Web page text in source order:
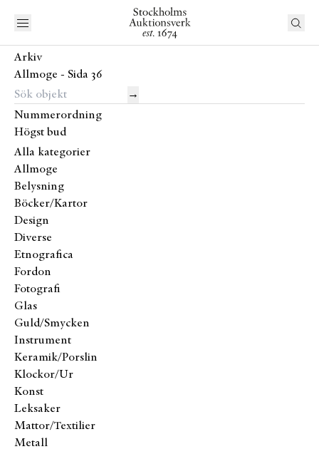
Arkiv
Allmoge - Sida 36
→
Nummerordning
Högst bud
Alla kategorier
Allmoge
Belysning
Böcker/Kartor
Design
Diverse
Etnografica
Fordon
Fotografi
Glas
Guld/Smycken
Instrument
Keramik/Porslin
Klockor/Ur
Konst
Leksaker
Mattor/Textilier
Metall